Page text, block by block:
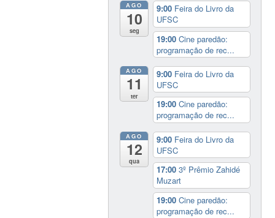
AGO
10
seg
9:00 Feira do Livro da
UFSC
19:00Cine paredão:
programação de rec...
AGO
11
ter
9:00 Feira do Livro da
UFSC
19:00Cine paredão:
programação de rec...
AGO
12
qua
9:00 Feira do Livro da
UFSC
17:003º Prêmio Zahidé
Muzart
19:00Cine paredão:
programação de rec...